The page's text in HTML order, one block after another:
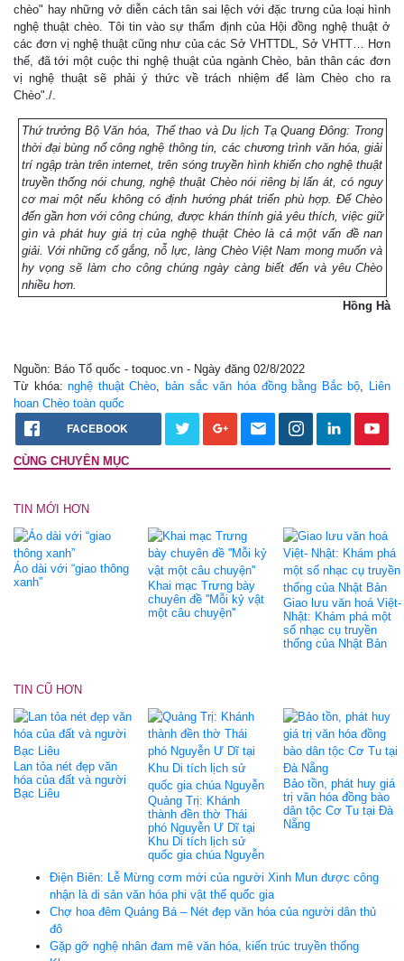
chèo" hay những vở diễn cách tân sai lệch với đặc trưng của loại hình
nghệ thuật chèo. Tôi tin vào sự thẩm định của Hội đồng nghệ thuật ở
các đơn vị nghệ thuật cũng như của các Sở VHTTDL, Sở VHTT… Hơn
thế, đã tới một cuộc thi nghệ thuật của ngành Chèo, bản thân các đơn
vị nghệ thuật sẽ phải ý thức về trách nhiệm để làm Chèo cho ra
Chèo"./.
Thứ trưởng Bộ Văn hóa, Thể thao và Du lịch Tạ Quang Đông: Trong
thời đại bùng nổ công nghệ thông tin, các chương trình văn hóa, giải
trí ngập tràn trên internet, trên sóng truyền hình khiến cho nghệ thuật
truyền thống nói chung, nghệ thuật Chèo nói riêng bị lấn át, có nguy
cơ mai một nếu không có định hướng phát triển phù hợp. Để Chèo
đến gần hơn với công chúng, được khán thính giả yêu thích, việc giữ
gìn và phát huy giá trị của nghệ thuật Chèo là cả một vấn đề nan
giải. Với những cố gắng, nỗ lực, làng Chèo Việt Nam mong muốn và
hy vọng sẽ làm cho công chúng ngày càng biết đến và yêu Chèo
nhiều hơn.
Hồng Hà
Nguồn: Báo Tổ quốc - toquoc.vn - Ngày đăng 02/8/2022
Từ khóa:nghệ thuật Chèo bản sắc văn hóa đồng bằng Bắc bộ
Liên
hoan Chèo toàn quốc
FACEBOOK
CÙNG CHUYÊN MỤC
TIN MỚI HƠN
Áo dài với “giao thông
xanh”
Khai mạc Trưng bày
chuyên đề ''Mỗi kỷ vật
một câu chuyện''
Giao lưu văn hoá Việt-
Nhật: Khám phá một
số nhạc cụ truyền
thống của Nhật Bản
TIN CŨ HƠN
Lan tỏa​ nét đẹp văn
hóa của đất và người
Bạc Liêu
Quảng Trị: Khánh
thành đền thờ Thái
phó Nguyễn Ư Dĩ tại
Khu Di tích lịch sử
quốc gia chúa Nguyễn
Bảo tồn, phát huy giá
trị văn hóa đồng bào
dân tộc Cơ Tu tại Đà
Nẵng
Điện Biên: Lễ Mừng cơm mới của người Xinh Mun được công
nhận là di sản văn hóa phi vật thể quốc gia
Chợ hoa đêm Quảng Bá – Nét đẹp văn hóa của người dân thủ
đô
Gặp gỡ nghệ nhân đam mê văn hóa, kiến trúc truyền thống